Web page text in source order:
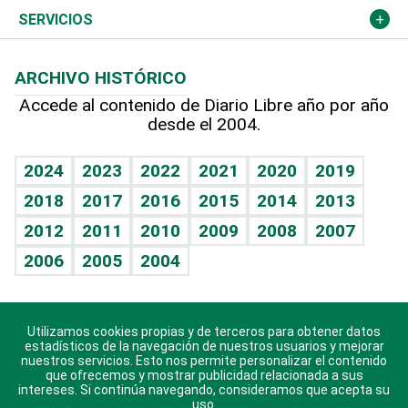
Resto del mundo
Economía personal
Podcast Arte Libre
Hablando con el pediatra
Vida y familia
Eñe
Celebrando la vida
Sin complejos
En pocas palabras
Escuchando al corazón
Economía Personal
Más deportes
Línea de hit
TBT Deportivo
Columnistas
Más firmas
Cambio climático
Opinión
Hecho en casa
Guía del dinero
SERVICIOS
Cumpleaños
Horóscopos
Crucigramas
ARCHIVO HISTÓRICO
Accede al contenido de Diario Libre año por año
desde el 2004.
2024 2023 2022 2021 2020
2019
2018
2017 2016 2015 2014
2013
2012
2011 2010 2009 2008
2007
2006
2005 2004
Descarga nuestras aplicaciones para Android, iOS y
sistema Huawei.
Utilizamos cookies propias y de terceros para obtener datos
estadísticos de la navegación de nuestros usuarios y mejorar
nuestros servicios. Esto nos permite personalizar el contenido
que ofrecemos y mostrar publicidad relacionada a sus
intereses. Si continúa navegando, consideramos que acepta su
uso.